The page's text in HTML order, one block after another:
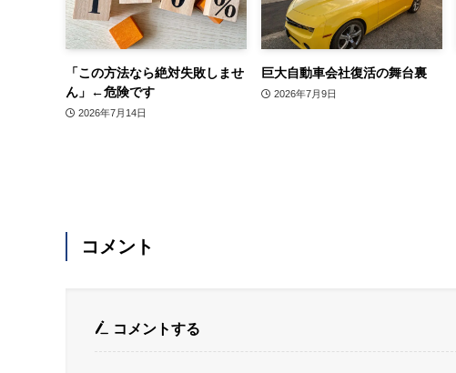
「この方法なら絶対失敗しませ
ん」←危険です
2026年7月14日
巨大自動車会社復活の舞台裏
2026年7月9日
コメント
コメントする